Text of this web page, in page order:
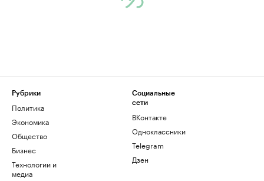
Рубрики
Политика
Экономика
Общество
Бизнес
Технологии и
медиа
Социальные
сети
ВКонтакте
Одноклассники
Telegram
Дзен